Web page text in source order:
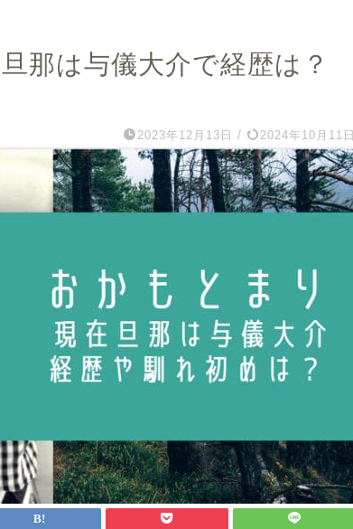
那は与儀大介で経歴は？
2023年12月13日 / 2024年10月11日